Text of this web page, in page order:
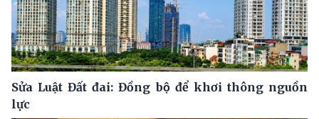
Sửa Luật Đất đai: Đồng bộ để khơi thông nguồn
lực